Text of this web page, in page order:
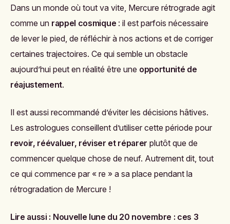
Dans un monde où tout va vite, Mercure rétrograde agit
comme un rappel cosmique : il est parfois nécessaire
de lever le pied, de réfléchir à nos actions et de corriger
certaines trajectoires. Ce qui semble un obstacle
aujourd’hui peut en réalité être une opportunité de
réajustement.
Il est aussi recommandé d’éviter les décisions hâtives.
Les astrologues conseillent d’utiliser cette période pour
revoir, réévaluer, réviser et réparer plutôt que de
commencer quelque chose de neuf. Autrement dit, tout
ce qui commence par « re » a sa place pendant la
rétrogradation de Mercure !
Lire aussi : Nouvelle lune du 20 novembre : ces 3